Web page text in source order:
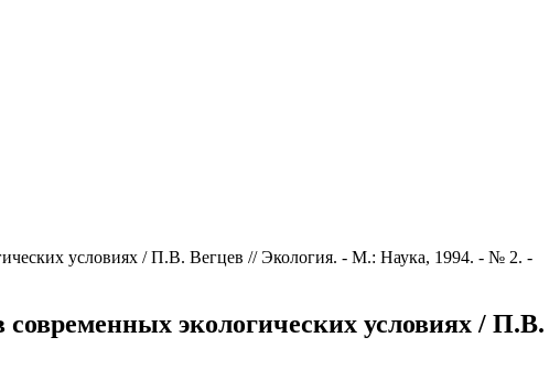
условиях / П.В. Вегцев // Экология. - М.: Наука, 1994. - № 2. -
экологических условиях / П.В.